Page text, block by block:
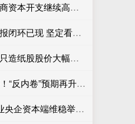
鸿岳资本 中信建投：北美云厂商资本开支继续高增长 关注算力超跌与高股息标的
同花财富 中信证券：AI投资回报闭环已现 坚定看好光通信板块
配资658 多家纸企宣布提价 多只造纸股股价大幅上涨
杜德配资 多晶硅期货全线涨停！“反内卷”预期再升温 周期拐点来了？
金牛在线 四川美丰: 回应与同业央企资本端维稳举措执行力度差距问题